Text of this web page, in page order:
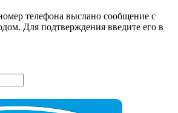
телефона выслано сообщение с
Для подтверждения введите его в